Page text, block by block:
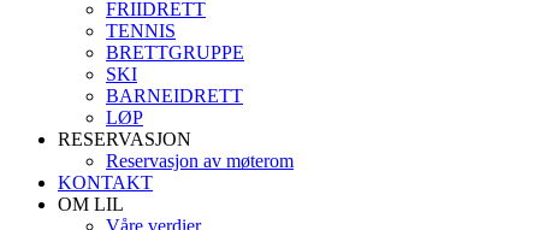
FRIIDRETT
TENNIS
BRETTGRUPPE
SKI
BARNEIDRETT
LØP
RESERVASJON
Reservasjon av møterom
KONTAKT
OM LIL